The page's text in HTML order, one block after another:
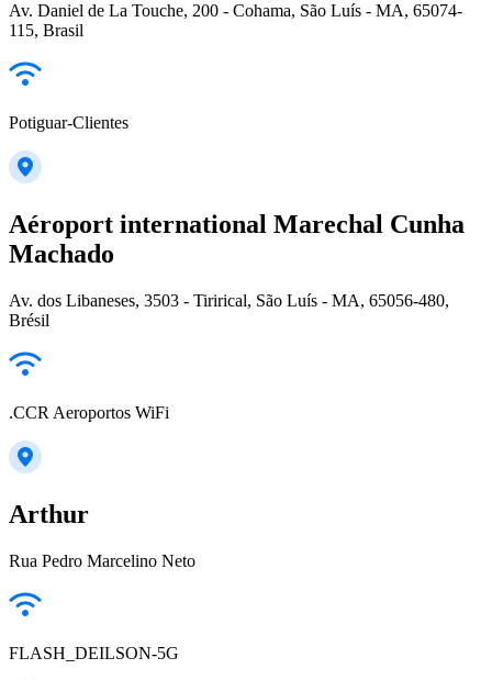
Av. Daniel de La Touche, 200 - Cohama, São Luís - MA, 65074-
115, Brasil
Potiguar-Clientes
Aéroport international Marechal Cunha
Machado
Av. dos Libaneses, 3503 - Tirirical, São Luís - MA, 65056-480,
Brésil
.CCR Aeroportos WiFi
Arthur
Rua Pedro Marcelino Neto
FLASH_DEILSON-5G